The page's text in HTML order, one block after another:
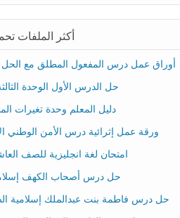
أكثر الملفات
أوراق عمل درس المفعول المطلق مع
حل الدرس الأول الوحدة
دليل المعلم وحدة تغيرات
ورقة عمل إثرائية درس الأمن الوطني
امتحان لغة انجليزية للصف
حل درس أصحاب الكهف
حل درس فاطمة بنت عبدالملك إسلامية